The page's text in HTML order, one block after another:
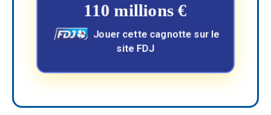
110 millions €
Jouer cette cagnotte sur le
site FDJ